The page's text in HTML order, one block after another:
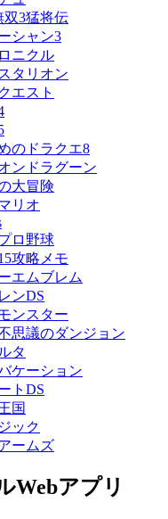
双3猛将伝
シャン3
ニクル
タリオン
エスト
のドラクエ8
ンドラグーン
大冒険
リオ
ロ野球
攻略メモ
エムブレム
ンDS
ンスター
思議のダンジョン
タ
ケーション
トDS
国
ック
ームズ
Webアプリ